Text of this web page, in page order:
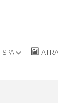
SPA